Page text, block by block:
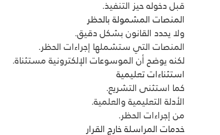
قبل دخوله حيز التنفيذ.
المنصات المشمولة بالحظر
ولا يحدد القانون بشكل دقيق.
المنصات التي ستشملها إجراءات الحظر.
لكنه يوضح أن الموسوعات الإلكترونية مستثناة.
استثناءات تعليمية
كما استثنى التشريع.
الأدلة التعليمية والعلمية.
من إجراءات الحظر.
خدمات المراسلة خارج القرار